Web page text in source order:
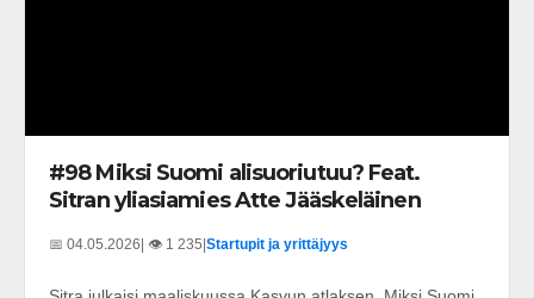
#98 Miksi Suomi alisuoriutuu? Feat.
Sitran yliasiamies Atte Jääskeläinen
📅 04.05.2026| 👁️ 1 235|Startupit ja yrittäjyys